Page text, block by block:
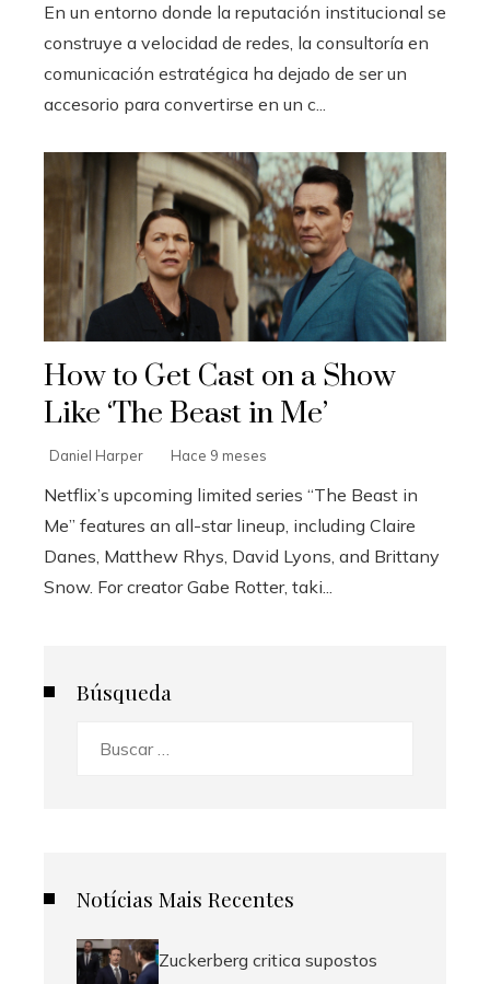
En un entorno donde la reputación institucional se
construye a velocidad de redes, la consultoría en
comunicación estratégica ha dejado de ser un
accesorio para convertirse en un c...
How to Get Cast on a Show
Like ‘The Beast in Me’
Daniel Harper Hace 9 meses
Netflix’s upcoming limited series “The Beast in
Me” features an all-star lineup, including Claire
Danes, Matthew Rhys, David Lyons, and Brittany
Snow. For creator Gabe Rotter, taki...
Búsqueda
Notícias Mais Recentes
Zuckerberg critica supostos